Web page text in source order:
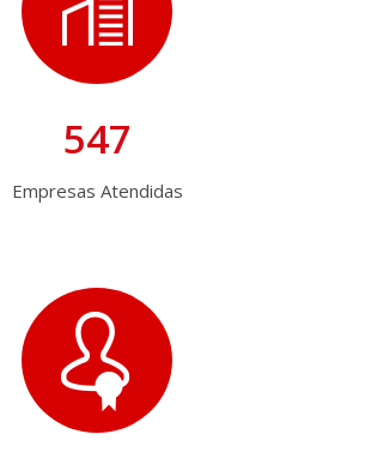
547
Empresas Atendidas